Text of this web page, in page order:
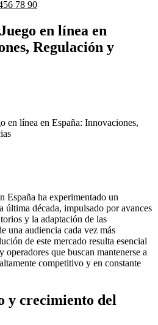
78 90
en línea en
Regulación y
en línea en España: Innovaciones,
España ha experimentado un
última década, impulsado por avances
y la adaptación de las
una audiencia cada vez más
de este mercado resulta esencial
operadores que buscan mantenerse a
competitivo y en constante
y crecimiento del